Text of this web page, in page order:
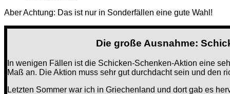
Aber Achtung: Das ist nur in Sonderfällen eine gute Wahl!
Die große Ausnahme:
In wenigen Fällen ist die Schicken-Schenken-Aktion eine
Maß an. Die Aktion muss sehr gut durchdacht sein und den
Letzten Sommer war ich in Griechenland und dort gab es